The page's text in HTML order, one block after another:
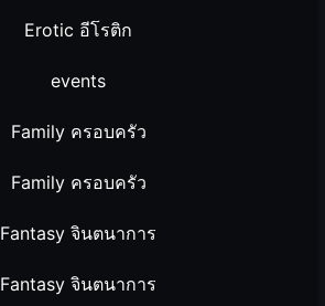
Erotic อีโรติก
events
Family ครอบครัว
Family ครอบครัว
Fantasy จินตนาการ
Fantasy จินตนาการ